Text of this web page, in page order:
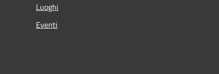
Luoghi
Eventi